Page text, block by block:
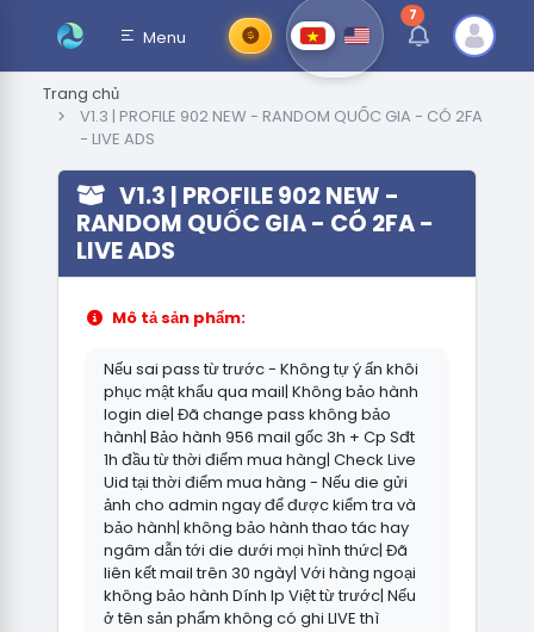
Menu
7thông báo chưa
Trang chủ
V1.3 | PROFILE 902 NEW - RANDOM QUỐC GIA - CÓ 2FA
- LIVE ADS
V1.3 | PROFILE 902 NEW -
RANDOM QUỐC GIA - CÓ 2FA -
LIVE ADS
Mô tả sản phẩm:
Nếu sai pass từ trước - Không tự ý ấn khôi
phục mật khẩu qua mail| Không bảo hành
login die| Đã change pass không bảo
hành| Bảo hành 956 mail gốc 3h + Cp Sđt
1h đầu từ thời điểm mua hàng| Check Live
Uid tại thời điểm mua hàng - Nếu die gửi
ảnh cho admin ngay để được kiểm tra và
bảo hành| không bảo hành thao tác hay
ngâm dẫn tới die dưới mọi hình thức| Đã
liên kết mail trên 30 ngày| Với hàng ngoại
không bảo hành Dính Ip Việt từ trước| Nếu
ở tên sản phẩm không có ghi LIVE thì